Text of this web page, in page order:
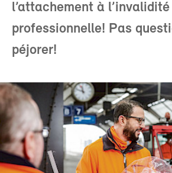
l’attachement à l’invalidité
professionnelle! Pas
péjorer!